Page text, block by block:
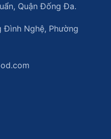
Quận Đống Đa.
Đình Nghệ, Phường